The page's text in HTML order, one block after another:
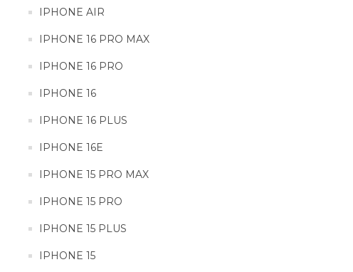
IPHONE AIR
IPHONE 16 PRO MAX
IPHONE 16 PRO
IPHONE 16
IPHONE 16 PLUS
IPHONE 16E
IPHONE 15 PRO MAX
IPHONE 15 PRO
IPHONE 15 PLUS
IPHONE 15
IPHONE 16E
IPHONE 15 PRO MAX
IPHONE 15 PLUS
IPHONE 15
IPAD AIR 5